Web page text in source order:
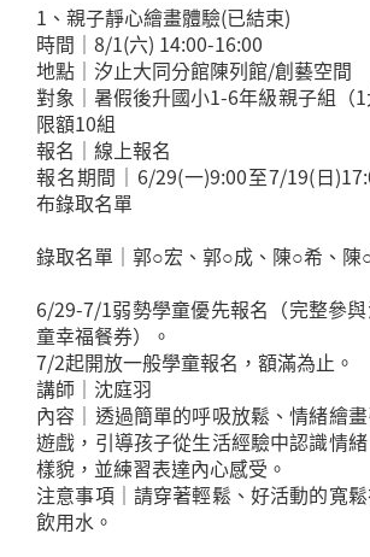
1、親子靜心繪畫體驗(已結束)
時間｜8/1(六) 14:00-16:00
地點｜汐止大同分館陳列館/創藝空間
對象｜暑假後升國小1-6年級親子組（1
限額10組
報名｜線上報名
報名期間｜6/29(一)9:00至7/19(日
布錄取名單
錄取名單｜郭○宏、郭○成、陳○希、陳
6/29-7/1弱勢學童優先報名（完整參
童幸福餐券）。
7/2起開放一般學童報名，額滿為止。
講師｜沈庭羽
內容｜透過簡單的呼吸放鬆、情緒繪
遊戲，引導孩子從生活經驗中認識情
樣貌，並練習表達內心感受。
注意事項｜請穿著輕鬆、好活動的寬
飲用水。